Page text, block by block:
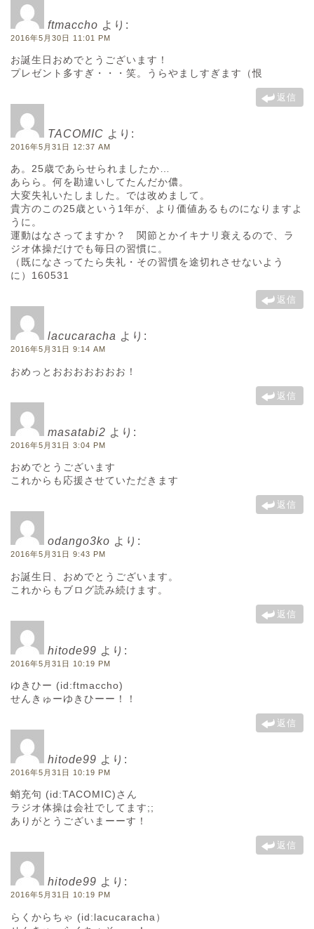
ftmaccho より:
2016年5月30日 11:01 PM
お誕生日おめでとうございます！
プレゼント多すぎ・・・笑。うらやましすぎます（恨
返信
TACOMIC より:
2016年5月31日 12:37 AM
あ。25歳であらせられましたか…
あらら。何を勘違いしてたんだか儂。
大変失礼いたしました。では改めまして。
貴方のこの25歳という1年が、より価値あるものになりますよ
うに。
運動はなさってますか？ 関節とかイキナリ衰えるので、ラ
ジオ体操だけでも毎日の習慣に。
（既になさってたら失礼・その習慣を途切れさせないよう
に）160531
返信
lacucaracha より:
2016年5月31日 9:14 AM
おめっとおおおおおおお！
返信
masatabi2 より:
2016年5月31日 3:04 PM
おめでとうございます
これからも応援させていただきます
返信
odango3ko より:
2016年5月31日 9:43 PM
お誕生日、おめでとうございます。
これからもブログ読み続けます。
返信
hitode99 より:
2016年5月31日 10:19 PM
ゆきひー (id:ftmaccho)
せんきゅーゆきひーー！！
返信
hitode99 より:
2016年5月31日 10:19 PM
蛸充句 (id:TACOMIC)さん
ラジオ体操は会社でしてます;;
ありがとうございまーーす！
返信
hitode99 より:
2016年5月31日 10:19 PM
らくからちゃ (id:lacucaracha）